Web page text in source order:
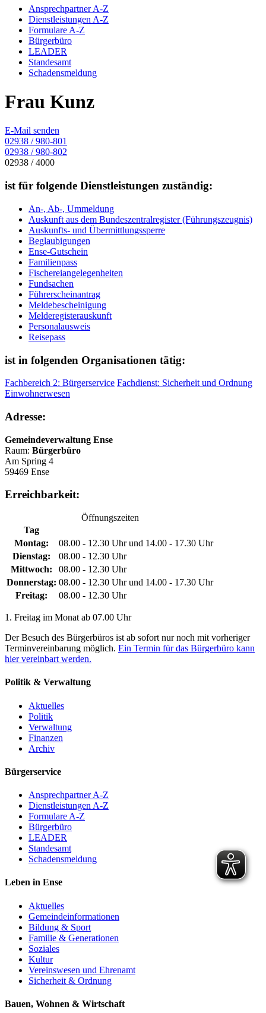
Ansprechpartner A-Z
Dienstleistungen A-Z
Formulare A-Z
Bürgerbüro
LEADER
Standesamt
Schadensmeldung
Frau Kunz
E-Mail senden
02938 / 980-801
02938 / 980-802
02938 / 4000
ist für folgende Dienstleistungen zuständig:
An-, Ab-, Ummeldung
Auskunft aus dem Bundeszentralregister (Führungszeugnis)
Auskunfts- und Übermittlungssperre
Beglaubigungen
Ense-Gutschein
Familienpass
Fischereiangelegenheiten
Fundsachen
Führerscheinantrag
Meldebescheinigung
Melderegisterauskunft
Personalausweis
Reisepass
ist in folgenden Organisationen tätig:
Fachbereich 2: Bürgerservice Fachdienst: Sicherheit und Ordnung
Einwohnerwesen
Adresse:
Gemeindeverwaltung Ense
Raum: Bürgerbüro
Am Spring 4
59469 Ense
Erreichbarkeit:
Öffnungszeiten
Tag
Montag:
08.00 - 12.30 Uhr und 14.00 - 17.30 Uhr
Dienstag:
08.00 - 12.30 Uhr
Mittwoch:
08.00 - 12.30 Uhr
Donnerstag: 08.00 - 12.30 Uhr und 14.00 - 17.30 Uhr
Freitag:
08.00 - 12.30 Uhr
1. Freitag im Monat ab 07.00 Uhr
Der Besuch des Bürgerbüros ist ab sofort nur noch mit vorheriger
Terminvereinbarung möglich. Ein Termin für das Bürgerbüro kann
hier vereinbart werden.
Politik & Verwaltung
Aktuelles
Politik
Verwaltung
Finanzen
Archiv
Bürgerservice
Ansprechpartner A-Z
Dienstleistungen A-Z
Formulare A-Z
Bürgerbüro
LEADER
Standesamt
Schadensmeldung
Leben in Ense
Aktuelles
Gemeinde­informationen
Bildung & Sport
Familie & Generationen
Soziales
Kultur
Vereinswesen und Ehrenamt
Sicherheit & Ordnung
Bauen, Wohnen & Wirtschaft